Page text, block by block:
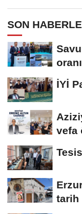
SON
İYİ
vefa
tarih